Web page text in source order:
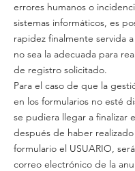
errores humanos o
sistemas informáticos, es
rapidez finalmente servida
no sea la adecuada para
de registro solicitado.
Para el caso de que la
en los formularios no esté
se pudiera llegar a finalizar
después de haber
formulario el USUARIO,
correo electrónico de la